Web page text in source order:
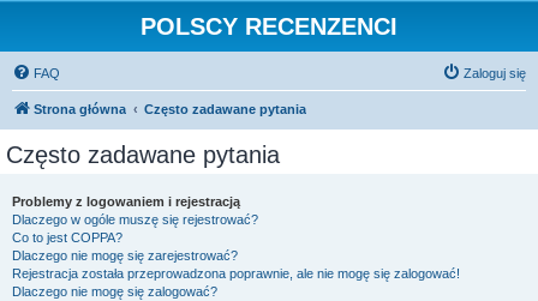
POLSCY RECENZENCI
FAQ Zaloguj się
Strona główna Często zadawane pytania
Często zadawane pytania
Problemy z logowaniem i rejestracją
Dlaczego w ogóle muszę się rejestrować?
Co to jest COPPA?
Dlaczego nie mogę się zarejestrować?
Rejestracja została przeprowadzona poprawnie, ale nie mogę się zalogować!
Dlaczego nie mogę się zalogować?